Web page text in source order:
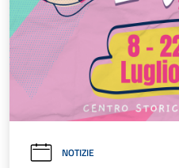
NOTIZIE